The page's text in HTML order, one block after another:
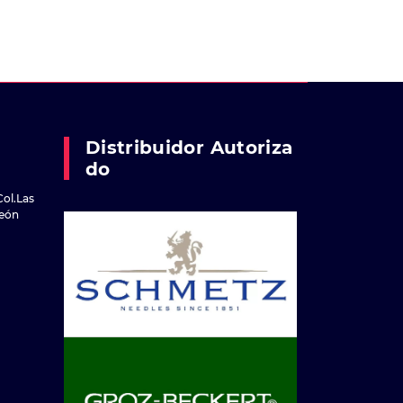
Distribuidor Autoriza
Do